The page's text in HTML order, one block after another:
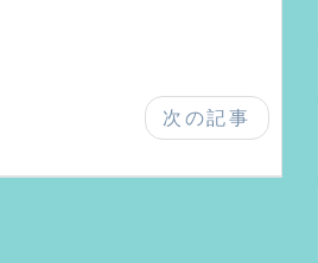
次の記事